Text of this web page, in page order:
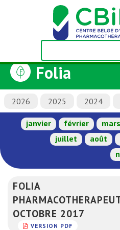
Folia
2026 2025 2024
janvier février mars
juillet
août
FOLIA
OCTOBRE 2017
VERSION PDF